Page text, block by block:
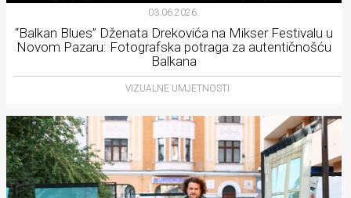
03.06.2026.
“Balkan Blues” Dženata Drekovića na Mikser Festivalu u
Novom Pazaru: Fotografska potraga za autentičnošću
Balkana
VIZUALNE UMJETNOSTI